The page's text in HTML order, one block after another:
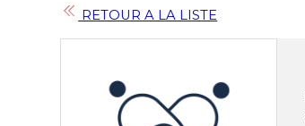
RETOUR A LA LISTE